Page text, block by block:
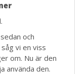
och
vi en viss
om. Nu är den
använda den.